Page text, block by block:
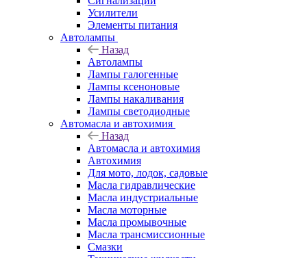
Усилители
Элементы питания
Автолампы
Назад
Автолампы
Лампы галогенные
Лампы ксеноновые
Лампы накаливания
Лампы светодиодные
Автомасла и автохимия
Назад
Автомасла и автохимия
Автохимия
Для мото, лодок, садовые
Масла гидравлические
Масла индустриальные
Масла моторные
Масла промывочные
Масла трансмиссионные
Смазки